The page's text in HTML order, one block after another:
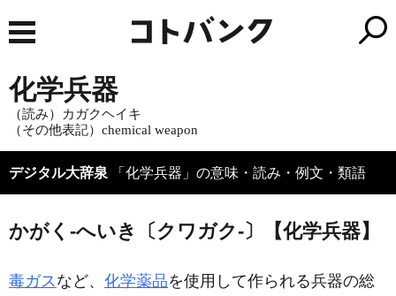
化学兵器
（読み）カガクヘイキ
（その他表記）chemical weapon
デジタル大辞泉 「化学兵器」の意味・読み・例文・類語
かがく‐へいき〔クワガク‐〕【化学兵器】
毒ガスなど、 化学薬品を使用して作られる兵器の総